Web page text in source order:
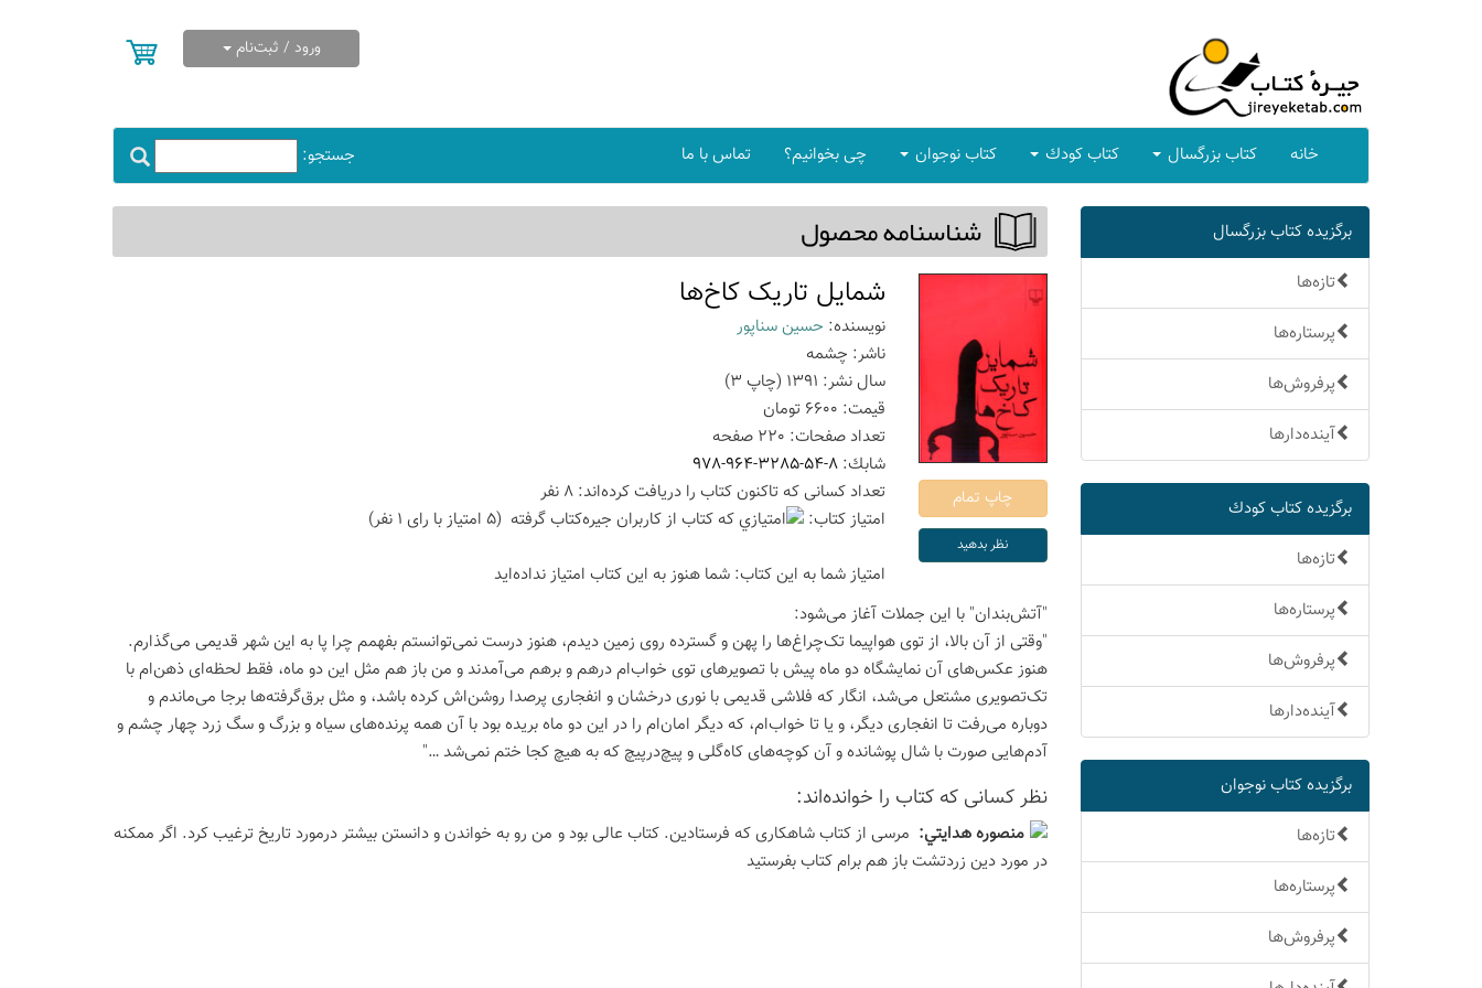
ورود / ثبت‌نام
جستجو: خانه كتاب بزرگسال كتاب كودك كتاب نوجوان چی بخوانیم؟ تماس با ما
برگزیده كتاب بزرگسال
تازه‌ها
پرستاره‌ها
پرفروش‌ها
آینده‌دارها
برگزیده كتاب كودك
تازه‌ها
پرستاره‌ها
پرفروش‌ها
آینده‌دارها
برگزیده كتاب نوجوان
تازه‌ها
پرستاره‌ها
پرفروش‌ها
شناسنامه محصول
شمایل تاریک کاخ‌ها
نویسنده: حسین سناپور
ناشر: چشمه
سال نشر: 1391 (چاپ 3
)
قیمت: 6600 تومان
تعداد صفحات: 220 صفحه
شابك: 978-964-3285-54-8
تعداد كسانی كه تاكنون كتاب را دریافت كرده‌اند: 8 نفر
امتیاز كتاب:
(5 امتیاز با رای 1 نفر)
امتیاز شما به این كتاب: شما هنوز به این كتاب امتیاز نداده‌اید
"آتش‌بندان" با این جملات آغاز می‌شود:
"وقتی از آن بالا، از توی هواپیما تک‌چراغ‌ها را پهن و گسترده روی زمین دیدم، هنوز درست نمی‌توانستم بفهمم چرا پا به این شهر قدیمی می‌گذارم.
هنوز عکس‌های آن نمایشگاه دو ماه پیش با تصویرهای توی خواب‌ام درهم و برهم می‌آمدند و من باز هم مثل این دو ماه، فقط لحظه‌ای ذهن‌ام با
تک‌تصویری مشتعل می‌شد، انگار که فلاشی قدیمی با نوری درخشان و انفجاری پرصدا روشن‌اش کرده باشد، و مثل برق‌گرفته‌ها برجا می‌ماندم و
دوباره می‌رفت تا انفجاری دیگر، و یا تا خواب‌ام، که دیگر امان‌ام را در این دو ماه بریده بود با آن همه پرنده‌های سیاه و بزرگ و سگ زرد چهار چشم و
آدم‌هایی صورت با شال پوشانده و آن کوچه‌های کاه‌گلی و پیچ‌درپیچ که به هیچ کجا ختم نمی‌شد …"
نظر كسانی كه كتاب را خوانده‌اند:
منصوره هدايتي: مرسی از کتاب شاهکاری که فرستادین. کتاب عالی بود و من رو به خواندن و دانستن بیشتر درمورد تاریخ ترغیب کرد. اگر ممکنه
در مورد دین زردتشت باز هم برام کتاب بفرستید